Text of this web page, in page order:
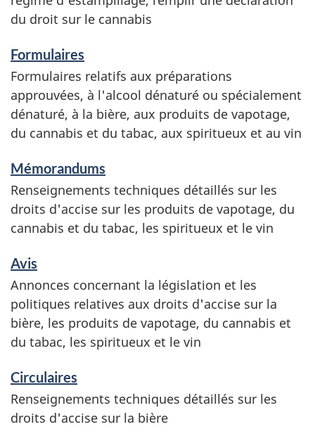
r
e
n
s
e
i
g
n
e
m
e
n
t
s
du droit sur le cannabis
Formulaires
Formulaires relatifs aux préparations
approuvées, à l'alcool dénaturé ou spécialement
dénaturé, à la bière, aux produits de vapotage,
du cannabis et du tabac, aux spiritueux et au vin
Mémorandums
Renseignements techniques détaillés sur les
droits d'accise sur les produits de vapotage, du
cannabis et du tabac, les spiritueux et le vin
Avis
Annonces concernant la législation et les
politiques relatives aux droits d'accise sur la
bière, les produits de vapotage, du cannabis et
du tabac, les spiritueux et le vin
Circulaires
Renseignements techniques détaillés sur les
droits d'accise sur la bière